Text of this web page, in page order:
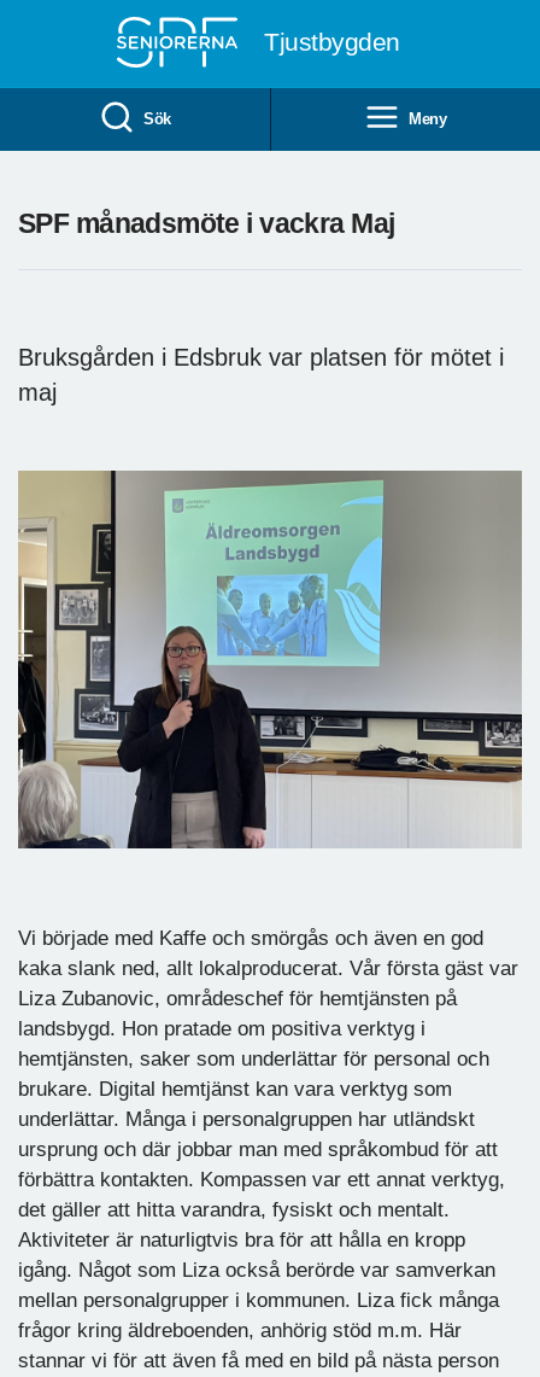
Tjustbygden
Sök Meny
SPF månadsmöte i vackra Maj
Bruksgården i Edsbruk var platsen för mötet i
maj
Vi började med Kaffe och smörgås och även en god
kaka slank ned, allt lokalproducerat. Vår första gäst var
Liza Zubanovic, områdeschef för hemtjänsten på
landsbygd. Hon pratade om positiva verktyg i
hemtjänsten, saker som underlättar för personal och
brukare. Digital hemtjänst kan vara verktyg som
underlättar. Många i personalgruppen har utländskt
ursprung och där jobbar man med språkombud för att
förbättra kontakten. Kompassen var ett annat verktyg,
det gäller att hitta varandra, fysiskt och mentalt.
Aktiviteter är naturligtvis bra för att hålla en kropp
igång. Något som Liza också berörde var samverkan
mellan personalgrupper i kommunen. Liza fick många
frågor kring äldreboenden, anhörig stöd m.m. Här
stannar vi för att även få med en bild på nästa person